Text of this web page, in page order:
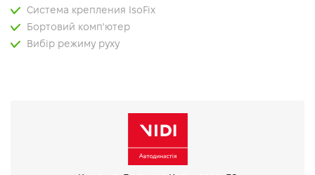
Система крепления IsoFix
Бортовий комп'ютер
Вибір режиму руху